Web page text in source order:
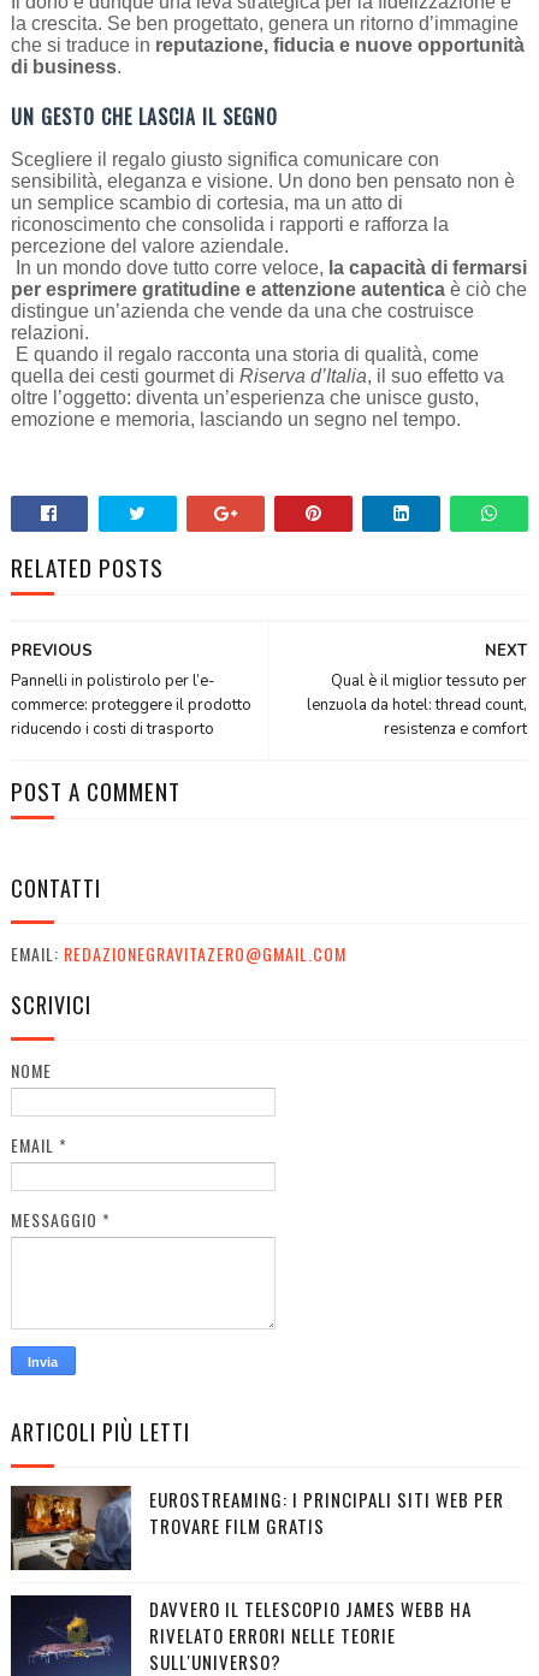
la crescita. Se ben progettato, genera un ritorno d’immagine
che si traduce in reputazione, fiducia e nuove opportunità
di business.
UN GESTO CHE LASCIA IL SEGNO
Scegliere il regalo giusto significa comunicare con
sensibilità, eleganza e visione. Un dono ben pensato non è
un semplice scambio di cortesia, ma un atto di
riconoscimento che consolida i rapporti e rafforza la
percezione del valore aziendale.
In un mondo dove tutto corre veloce, la capacità di fermarsi
per esprimere gratitudine e attenzione autenticaè ciò che
distingue un’azienda che vende da una che costruisce
relazioni.
E quando il regalo racconta una storia di qualità, come
quella dei cesti gourmet di Riserva d’Italia, il suo effetto va
oltre l’oggetto: diventa un’esperienza che unisce gusto,
emozione e memoria, lasciando un segno nel tempo.
RELATED POSTS
NEXT
Qual è il miglior tessuto per
lenzuola da hotel: thread count,
resistenza e comfort
PREVIOUS
Pannelli in polistirolo per l’e-
commerce: proteggere il prodotto
riducendo i costi di trasporto
POST A COMMENT
CONTATTI
EMAIL: REDAZIONEGRAVITAZERO@GMAIL.COM
SCRIVICI
NOME
EMAIL *
MESSAGGIO *
ARTICOLI PIÙ LETTI
EUROSTREAMING: I PRINCIPALI SITI WEB PER
TROVARE FILM GRATIS
DAVVERO IL TELESCOPIO JAMES WEBB HA
RIVELATO ERRORI NELLE TEORIE
SULL'UNIVERSO?